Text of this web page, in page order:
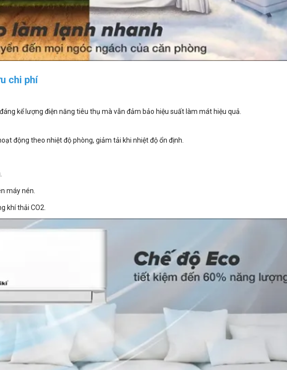
chi phí
kể lượng điện năng tiêu thụ mà vẫn đảm bảo hiệu suất làm mát hiệu quả.
động theo nhiệt độ phòng, giảm tải khi nhiệt độ ổn định.
máy nén.
khí thải CO2.